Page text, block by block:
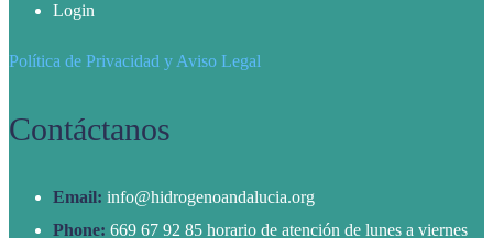
Login
Política de Privacidad y Aviso Legal
Contáctanos
Email: info@hidrogenoandalucia.org
Phone: 669 67 92 85 horario de atención de lunes a viernes